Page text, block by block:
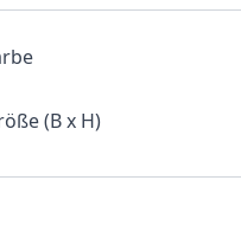
(B x H)